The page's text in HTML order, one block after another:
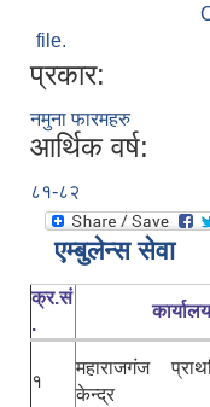
file.
प्रकार:
नमुना फारमहरु
आर्थिक वर्ष:
८१-८२
एम्बुलेन्स सेवा
क्र.सं
.
कार्यालय
१
महाराजगंज
केन्द्र